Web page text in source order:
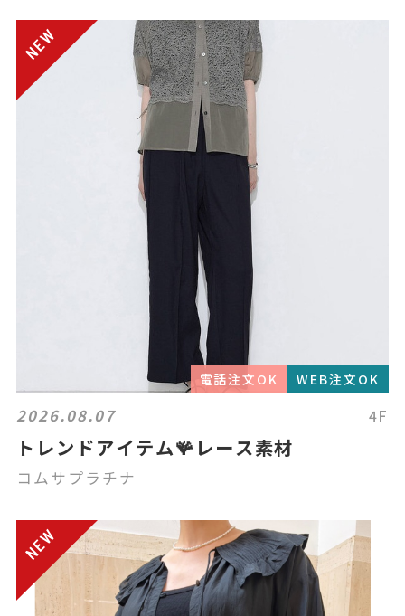
電話注文OK WEB注文OK
2026.08.07 4F
トレンドアイテム🪸レース素材
コムサプラチナ